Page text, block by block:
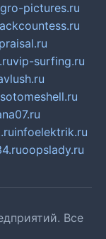
pictures.ru
vip-surfing.ru
infoelektrik.ru
oopslady.ru
Все